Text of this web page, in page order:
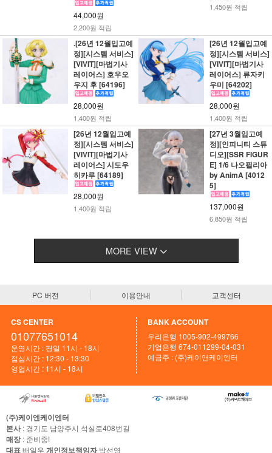
44,000원
2,200원 적립
1,450원 적립
.[26년 12월입고예
정][시스템 서비스]
[VIVIT][마법기사
레이어스] 호우오
우지 후 [64196]
28,000원
1,400원 적립
[26년 12월입고예
정][시스템 서비스]
[VIVIT][마법기사
레이어스] 류자키
우미 [64202]
28,000원
1,400원 적립
[26년 12월입고예
정][시스템 서비스]
[VIVIT][마법기사
레이어스] 시도우
히카루 [64189]
28,000원
1,400원 적립
[27년 3월입고예
정][인피니티 스튜
디오][SSR FIGUR
E] 1/6 나오필리아
by AnimA [4012
5]
137,000원
6,850원 적립
MORE VIEW
PC 버전 이용안내 고객센터
CS CENTER
01077651014
운영시간 : 평일 11시 - 18시
점심시간 : 12:30 - 13:30
영업시간 : 11시 - 18시
BANK ACCOUNT
우리은행 1005-902-499766
기업은행 674-011299-04-031
예금주 : (주)케이앤케이엔터
(주)케이엔케이엔터
본사: 경기도 남양주시 석실로408번길
매장: 준비중!
대표배일우 개인정보책임자박선영